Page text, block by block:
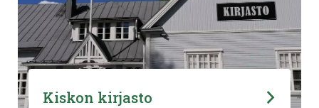
Kiskon kirjasto